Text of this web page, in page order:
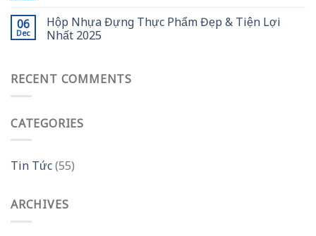
06
Dec
Hộp Nhựa Đựng Thực Phẩm Đẹp & Tiện Lợi
Nhất 2025
RECENT COMMENTS
CATEGORIES
Tin Tức(55)
ARCHIVES